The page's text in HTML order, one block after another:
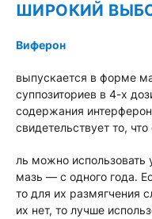
ШИРОКИЙ
Виферон
выпускается в форме
суппозиториев в 4-х
содержания
свидетельствует то,
ль можно использовать
мазь — с одного года.
то для их размягчения
их нет, то лучше